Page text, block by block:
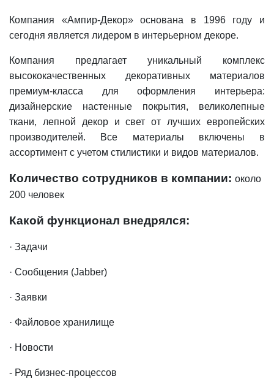
Компания «Ампир-Декор» основана в 1996 году и
сегодня является лидером в интерьерном декоре.
Компания предлагает уникальный комплекс
высококачественных декоративных материалов
премиум-класса для оформления интерьера:
дизайнерские настенные покрытия, великолепные
ткани, лепной декор и свет от лучших европейских
производителей. Все материалы включены в
ассортимент с учетом стилистики и видов материалов.
Количество сотрудников в компании: около
200 человек
Какой функционал внедрялся:
· Задачи
· Сообщения (Jabber)
· Заявки
· Файловое хранилище
· Новости
- Ряд бизнес-процессов